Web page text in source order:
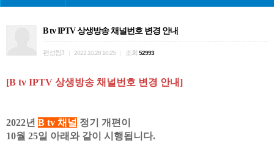
B tv IPTV 상생방송 채널번호 변경 안내
편성팀3 2022.10.28 10:25 조회 52993
[B tv IPTV 상생방송 채널번호 변경 안내]
2022년 B tv 채널 정기 개편이
10월 25일 아래와 같이 시행됩니다.